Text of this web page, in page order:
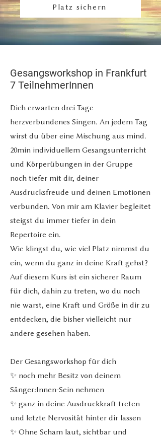
Platz sichern
Gesangsworkshop in Frankfurt
7 TeilnehmerInnen
Dich erwarten drei Tage
herzverbundenes Singen. An jedem Tag
wirst du über eine Mischung aus mind.
20min individuellem Gesangsunterricht
und Körperübungen in der Gruppe
noch tiefer mit dir, deiner
Ausdrucksfreude und deinen Emotionen
verbunden. Von mir am Klavier begleitet
steigst du immer tiefer in dein
Repertoire ein.
Wie klingst du, wie viel Platz nimmst du
ein, wenn du ganz in deine Kraft gehst?
Auf diesem Kurs ist ein sicherer Raum
für dich, dahin zu treten, wo du noch
nie warst, eine Kraft und Größe in dir zu
entdecken, die bisher vielleicht nur
andere gesehen haben.
Der Gesangsworkshop für dich
✨ noch mehr Besitz von deinem
Sänger:Innen-Sein nehmen
✨ ganz in deine Ausdruckkraft treten
und letzte Nervosität hinter dir lassen
✨ Ohne Scham laut, sichtbar und